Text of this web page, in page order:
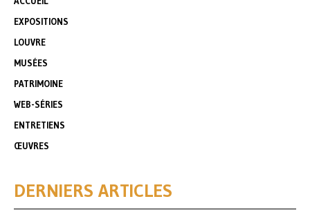
EXPOSITIONS
LOUVRE
MUSÉES
PATRIMOINE
WEB-SÉRIES
ENTRETIENS
ŒUVRES
DERNIERS ARTICLES